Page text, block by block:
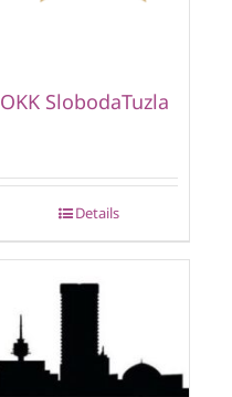
OKK SlobodaTuzla
Details